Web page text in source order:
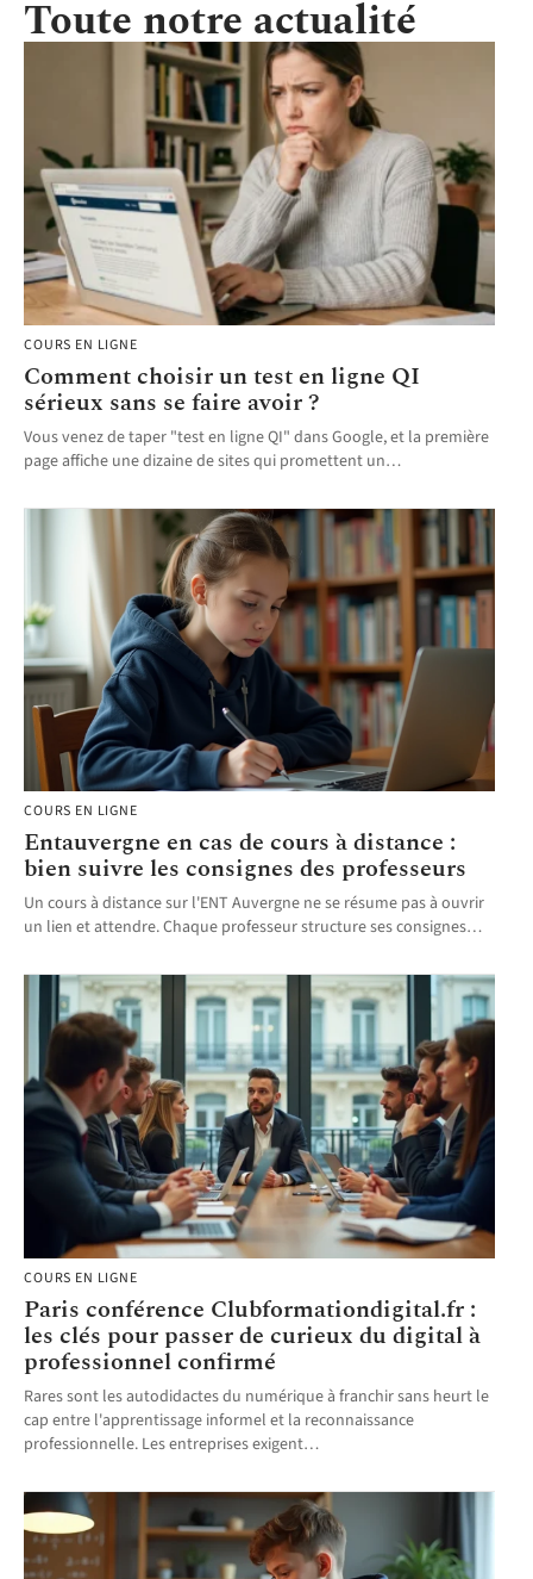
Toute notre actualité
COURS EN LIGNE
Comment choisir un test en ligne QI
sérieux sans se faire avoir ?
Vous venez de taper "test en ligne QI" dans Google, et la première
page affiche une dizaine de sites qui promettent un…
COURS EN LIGNE
Entauvergne en cas de cours à distance :
bien suivre les consignes des professeurs
Un cours à distance sur l'ENT Auvergne ne se résume pas à ouvrir
un lien et attendre. Chaque professeur structure ses consignes…
COURS EN LIGNE
Paris conférence Clubformationdigital.fr :
les clés pour passer de curieux du digital à
professionnel confirmé
Rares sont les autodidactes du numérique à franchir sans heurt le
cap entre l'apprentissage informel et la reconnaissance
professionnelle. Les entreprises exigent…